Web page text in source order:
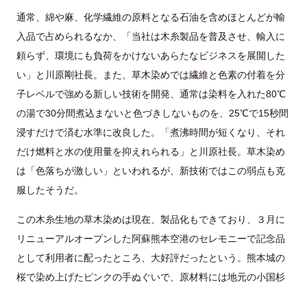
通常、綿や麻、化学繊維の原料となる石油を含めほとんどが輸
入品で占められるなか、「当社は木糸製品を普及させ、輸入に
頼らず、環境にも負荷をかけないあらたなビジネスを展開した
い」と川原剛社長。また、草木染めでは繊維と色素の付着を分
子レベルで強める新しい技術を開発、通常は染料を入れた80℃
の湯で30分間煮込まないと色づきしないものを、25℃で15秒間
浸すだけで済む水準に改良した。「煮沸時間が短くなり、それ
だけ燃料と水の使用量を抑えれられる」と川原社長。草木染め
は「色落ちが激しい」といわれるが、新技術ではこの弱点も克
服したそうだ。
この木糸生地の草木染めは現在、製品化もできており、３月に
リニューアルオープンした阿蘇熊本空港のセレモニーで記念品
として利用者に配ったところ、大好評だったという。熊本城の
桜で染め上げたピンクの手ぬぐいで、原材料には地元の小国杉